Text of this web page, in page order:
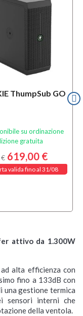
ThumpSub GO
su ordinazione
gratuita
619,00 €
valida fino al 31/08
attivo da 1.300W
alta efficienza con
fino a 133dB con
gestione termica
sensori interni che
della ventola.